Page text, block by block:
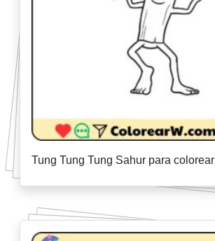
Tung Tung Tung Sahur para colorear